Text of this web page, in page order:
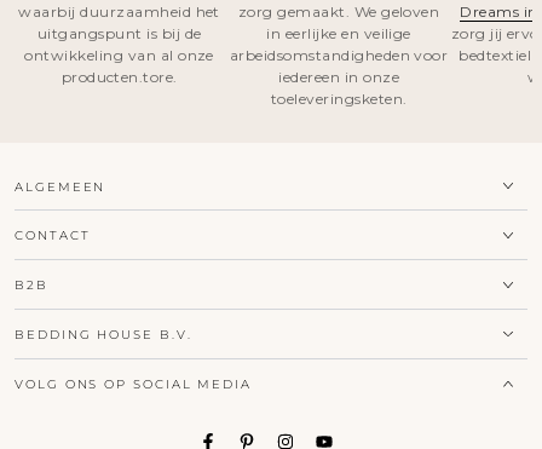
waarbij duurzaamheid het
uitgangspunt is bij de
ontwikkeling van al onze
producten.tore.
zorg gemaakt. We geloven
in eerlijke en veilige
arbeidsomstandigheden voor
iedereen in onze
toeleveringsketen.
Dreams
zorg jij
bedtextiel
ALGEMEEN
CONTACT
B2B
BEDDING HOUSE B.V.
VOLG ONS OP SOCIAL MEDIA